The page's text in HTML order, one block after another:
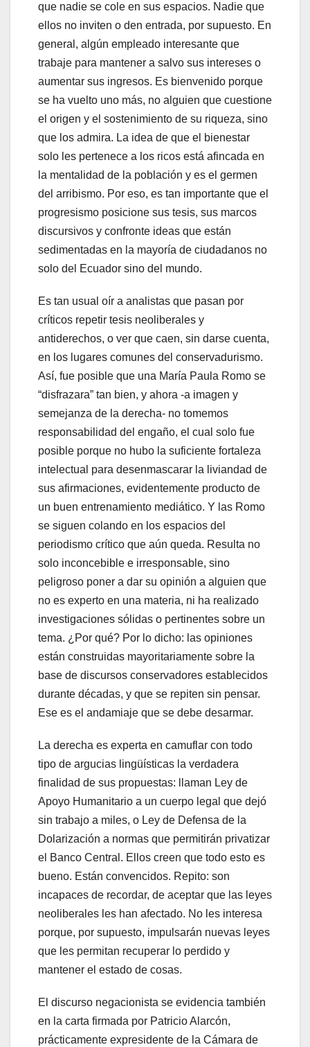
que nadie se cole en sus espacios. Nadie que
ellos no inviten o den entrada, por supuesto. En
general, algún empleado interesante que
trabaje para mantener a salvo sus intereses o
aumentar sus ingresos. Es bienvenido porque
se ha vuelto uno más, no alguien que cuestione
el origen y el sostenimiento de su riqueza, sino
que los admira. La idea de que el bienestar
solo les pertenece a los ricos está afincada en
la mentalidad de la población y es el germen
del arribismo. Por eso, es tan importante que el
progresismo posicione sus tesis, sus marcos
discursivos y confronte ideas que están
sedimentadas en la mayoría de ciudadanos no
solo del Ecuador sino del mundo.
Es tan usual oír a analistas que pasan por
críticos repetir tesis neoliberales y
antiderechos, o ver que caen, sin darse cuenta,
en los lugares comunes del conservadurismo.
Así, fue posible que una María Paula Romo se
“disfrazara” tan bien, y ahora -a imagen y
semejanza de la derecha- no tomemos
responsabilidad del engaño, el cual solo fue
posible porque no hubo la suficiente fortaleza
intelectual para desenmascarar la liviandad de
sus afirmaciones, evidentemente producto de
un buen entrenamiento mediático. Y las Romo
se siguen colando en los espacios del
periodismo crítico que aún queda. Resulta no
solo inconcebible e irresponsable, sino
peligroso poner a dar su opinión a alguien que
no es experto en una materia, ni ha realizado
investigaciones sólidas o pertinentes sobre un
tema. ¿Por qué? Por lo dicho: las opiniones
están construidas mayoritariamente sobre la
base de discursos conservadores establecidos
durante décadas, y que se repiten sin pensar.
Ese es el andamiaje que se debe desarmar.
La derecha es experta en camuflar con todo
tipo de argucias lingüísticas la verdadera
finalidad de sus propuestas: llaman Ley de
Apoyo Humanitario a un cuerpo legal que dejó
sin trabajo a miles, o Ley de Defensa de la
Dolarización a normas que permitirán privatizar
el Banco Central. Ellos creen que todo esto es
bueno. Están convencidos. Repito: son
incapaces de recordar, de aceptar que las leyes
neoliberales les han afectado. No les interesa
porque, por supuesto, impulsarán nuevas leyes
que les permitan recuperar lo perdido y
mantener el estado de cosas.
El discurso negacionista se evidencia también
en la carta firmada por Patricio Alarcón,
prácticamente expresidente de la Cámara de